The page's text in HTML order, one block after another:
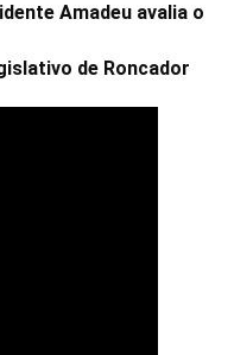
Amadeu avalia o
de Roncador